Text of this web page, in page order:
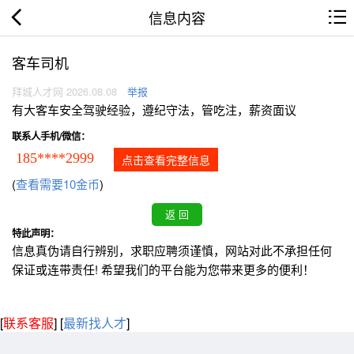
信息内容
客车司机
拜城人才网 2026.08.08 举报
有大客车安全驾驶经验，遵纪守法，管吃注，薪资面议
联系人手机/微信：
185****2999 点击查看完整信息
(查看需要10金币)
特此声明：
信息真伪请自行辨别，求职应聘须谨慎，网站对此不承担任何
保证或连带责任! 希望我们的平台能为您带来更多的便利！
[联系客服] [最新找人才]